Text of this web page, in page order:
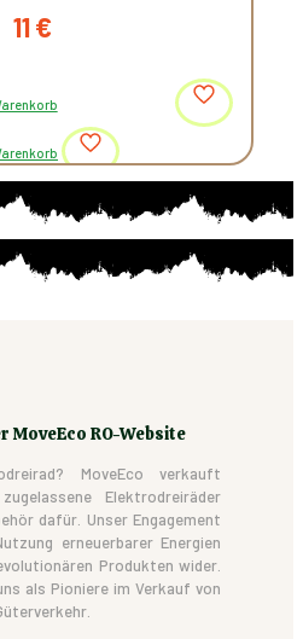
11€
MoveEco RO-Website
MoveEco verkauft
Elektrodreiräder
dafür. Unser Engagement
erneuerbarer Energien
Produkten wider.
als Pioniere im Verkauf von